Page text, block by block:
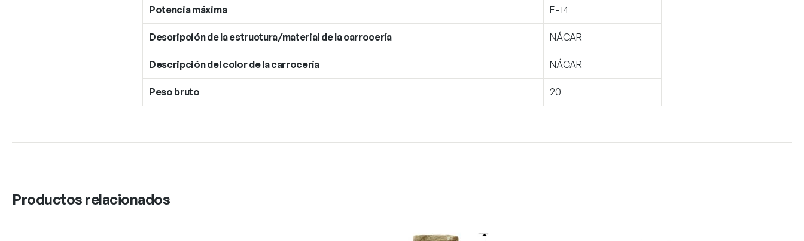
Potencia máxima E-14
Descripción de la estructura/material de la carrocería NÁCAR
Descripción del color de la carrocería NÁCAR
Peso bruto 20
Productos relacionados